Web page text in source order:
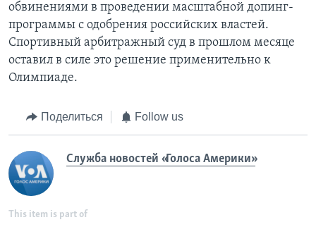
обвинениями в проведении масштабной допинг-
программы с одобрения российских властей.
Спортивный арбитражный суд в прошлом месяце
оставил в силе это решение применительно к
Олимпиаде.
Поделиться Follow us
Служба новостей «Голоса Америки»
This item is part of